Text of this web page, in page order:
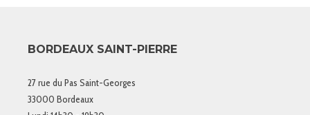
BORDEAUX SAINT-PIERRE
27 rue du Pas Saint-Georges
33000 Bordeaux